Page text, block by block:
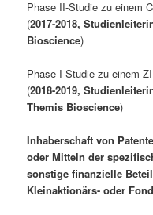
Phase II-Studie zu einem
(2017-2018,
Bioscience)
Phase I-Studie zu einem
(2018-2019,
Themis Bioscience)
Inhaberschaft von
oder Mitteln der
sonstige finanzielle
Kleinaktionärs- oder